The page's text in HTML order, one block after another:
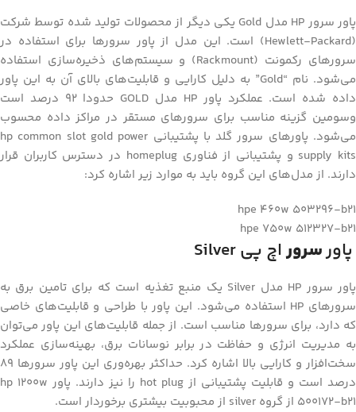
پاور سرور HP مدل Gold یکی دیگر از محصولات تولید شده توسط شرکت
(Hewlett-Packard) است. این مدل از پاور سرورها برای استفاده در
سرورهای رکمونت (Rackmount) و سیستم‌های ذخیره‌سازی استفاده
می‌شود. نام “Gold” به دلیل کارایی و قابلیت‌های بالای آن به این پاور
داده شده است. عملکرد پاور HP مدل GOLD حدودا 92 درصد است
وسومین گزینه مناسب برای سرورهای مستقر در مراکز داده محسوب
می‌شود. پاورهای سرور گلد با پشتیبانی hp common slot gold power
supply kits ‌و پشتیبانی از فناوری homeplug در دسترس کاربران قرار
دارند. از مدل‌های این گروه باید به موارد زیر اشاره کرد:
hpe 460w 503296-b21
hpe 750w 512327-b21
پاورسروراچ پی Silver
پاور سرور HP مدل Silver یک منبع تغذیه است که برای تامین برق به
سرورهای HP استفاده می‌شود. این پاور با طراحی و قابلیت‌های خاصی
که دارد، برای سرورها مناسب است. از جمله قابلیت‌های این پاور می‌توان
به مدیریت انرژی و حفاظت در برابر نوسانات برق، بهینه‌سازی عملکرد
سخت‌افزار و کارایی بالا اشاره کرد. حداکثر بهره‌وری این پاور سرورها 89
درصد است و قابلیت پشتیبانی از hot plug را نیز دارند. پاور hp 1200w
500172-b21 از گروه silver از محبوبیت بیشتری برخوردار است.